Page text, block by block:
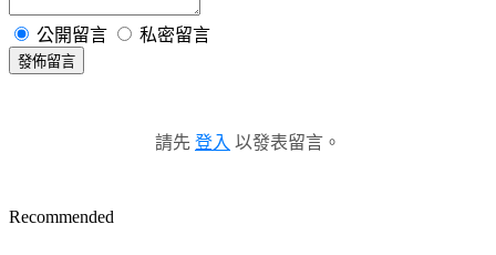
公開留言 私密留言
發佈留言
請先 登入 以發表留言。
Recommended